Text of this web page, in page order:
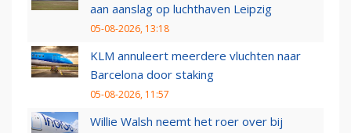
aan aanslag op luchthaven Leipzig
05-08-2026, 13:18
KLM annuleert meerdere vluchten naar
Barcelona door staking
05-08-2026, 11:57
Willie Walsh neemt het roer over bij